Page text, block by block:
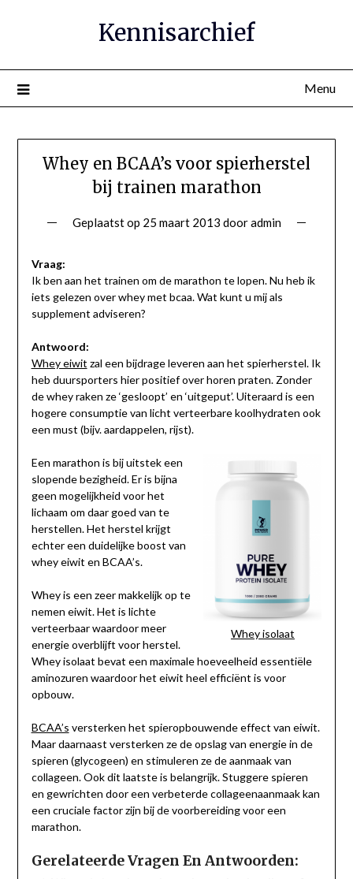
inhoud
Kennisarchief
Menu
Whey en BCAA’s voor spierherstel
bij trainen marathon
Geplaatst op 25 maart 2013 dooradmin
Vraag:
Ik ben aan het trainen om de marathon te lopen. Nu heb ik
iets gelezen over whey met bcaa. Wat kunt u mij als
supplement adviseren?
Antwoord:
Whey eiwit zal een bijdrage leveren aan het spierherstel. Ik
heb duursporters hier positief over horen praten. Zonder
de whey raken ze ‘gesloopt’ en ‘uitgeput’. Uiteraard is een
hogere consumptie van licht verteerbare koolhydraten ook
een must (bijv. aardappelen, rijst).
Whey isolaat
Een marathon is bij uitstek een
slopende bezigheid. Er is bijna
geen mogelijkheid voor het
lichaam om daar goed van te
herstellen. Het herstel krijgt
echter een duidelijke boost van
whey eiwit en BCAA’s.
Whey is een zeer makkelijk op te
nemen eiwit. Het is lichte
verteerbaar waardoor meer
energie overblijft voor herstel.
Whey isolaat bevat een maximale hoeveelheid essentiële
aminozuren waardoor het eiwit heel efficiënt is voor
opbouw.
BCAA’s versterken het spieropbouwende effect van eiwit.
Maar daarnaast versterken ze de opslag van energie in de
spieren (glycogeen) en stimuleren ze de aanmaak van
collageen. Ook dit laatste is belangrijk. Stuggere spieren
en gewrichten door een verbeterde collageenaanmaak kan
een cruciale factor zijn bij de voorbereiding voor een
marathon.
Gerelateerde Vragen En Antwoorden: